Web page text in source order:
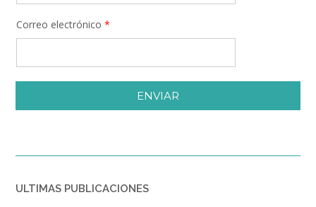
Correo electrónico *
ENVIAR
ULTIMAS PUBLICACIONES